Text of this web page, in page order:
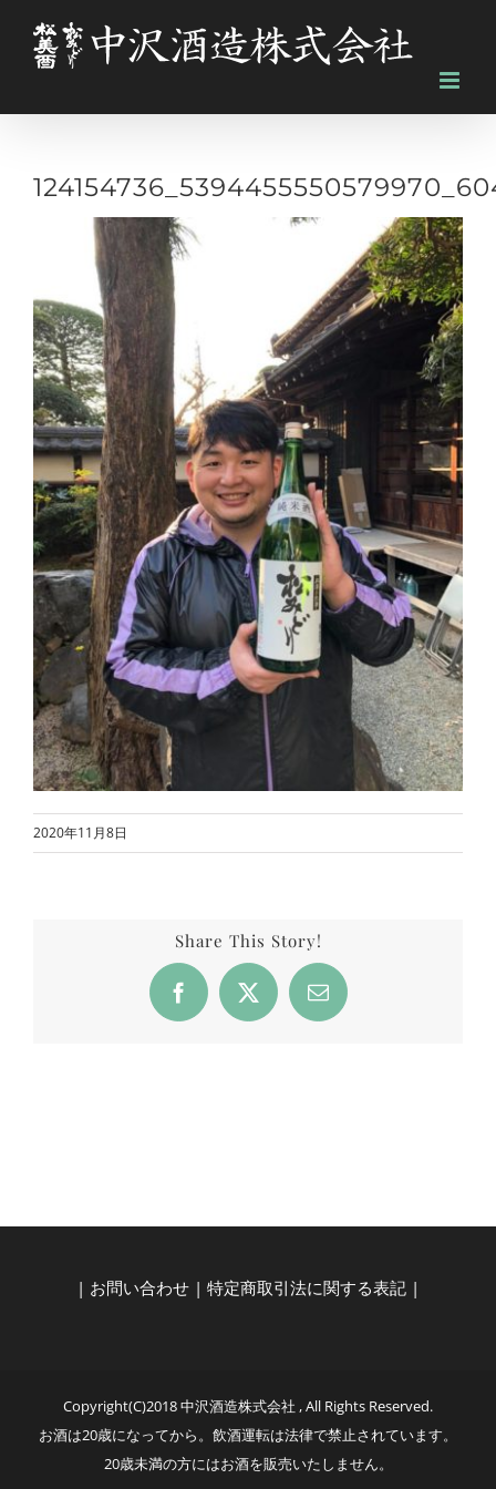
2020年11月8日
Share This Story!
Facebook
X Email
| お問い合わせ | 特定商取引法に関する表記 |
Copyright(C)2018 中沢酒造株式会社 , All Rights Reserved.
お酒は20歳になってから。飲酒運転は法律で禁止されています。
20歳未満の方にはお酒を販売いたしません。